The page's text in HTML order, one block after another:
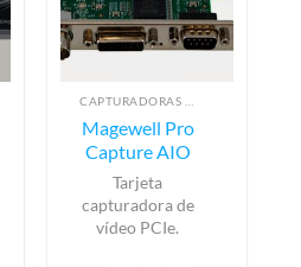
CAPTURADORAS DE VÍDEO
Magewell Pro
Capture AIO
Tarjeta
capturadora de
vídeo PCIe.